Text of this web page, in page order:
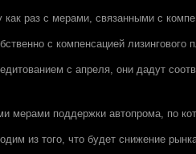
раз с мерами, связанными с
с компенсацией лизингового
с апреля, они дадут
мерами поддержки автопрома, по
из того, что будет снижение